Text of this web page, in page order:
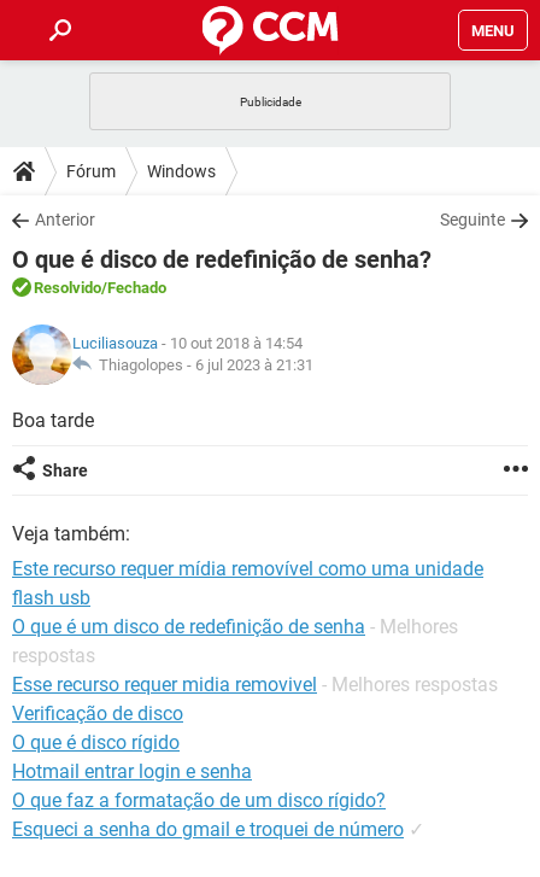
MENU
CELULAR
OUTLOOK
INSTAGRAM GMAIL
GUIA DE COMPRAS
DICAS
JOGOS
OUTLOOK
INSTAGRAM
GUIA DE COMPRAS
DOWNLOADS
JOGOS WHATSAPP
CELULAR
OUTLOOK EXCEL
INSTAGRAM
GUIA DE COMPRAS
FÓRUM
JOGOS
CELULAR FACEBOOK
GLOSSÁRIO
JOGOS
CELULAR
OUTLOOK
GUIA DE COMPRAS
Fórum Windows
Anterior Seguinte
O que é disco de redefinição de senha?
Resolvido/Fechado
Luciliasouza - 10 out 2018 à 14:54
Thiagolopes - 6 jul 2023 à 21:31
Boa tarde
Share
Veja também:
Este recurso requer mídia removível como uma unidade
flash usb
O que é um disco de redefinição de senha - Melhores
respostas
Esse recurso requer midia removivel - Melhores respostas
Verificação de disco
O que é disco rígido
Hotmail entrar login e senha
O que faz a formatação de um disco rígido?
Esqueci a senha do gmail e troquei de número ✓